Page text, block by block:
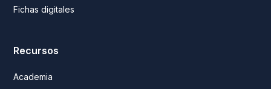
Fichas digitales
Recursos
Academia